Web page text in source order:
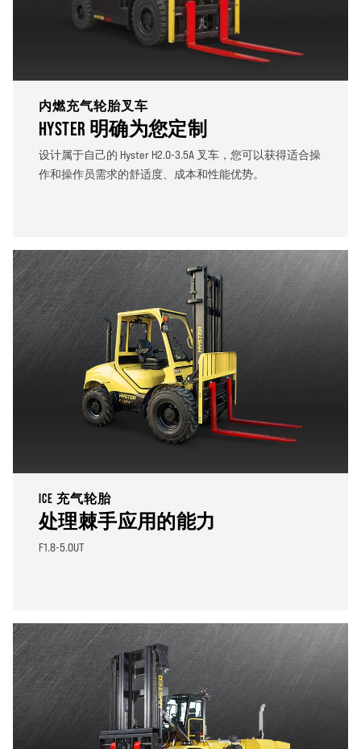
内燃充气轮胎叉车
HYSTER 明确为您定制
设计属于自己的 Hyster H2.0-3.5A 叉车，您可以获得适合操
作和操作员需求的舒适度、成本和性能优势。
ICE 充气轮胎
处理棘手应用的能力
F1.8-5.0UT